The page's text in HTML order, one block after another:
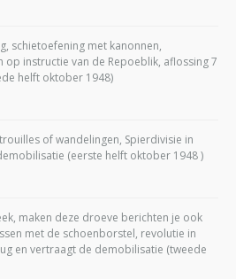
schietoefening met kanonnen,
instructie van de Repoeblik, aflossing 7
helft oktober 1948)
of wandelingen, Spierdivisie in
(eerste helft oktober 1948 )
maken deze droeve berichten je ook
met de schoenborstel, revolutie in
en vertraagt de demobilisatie (tweede